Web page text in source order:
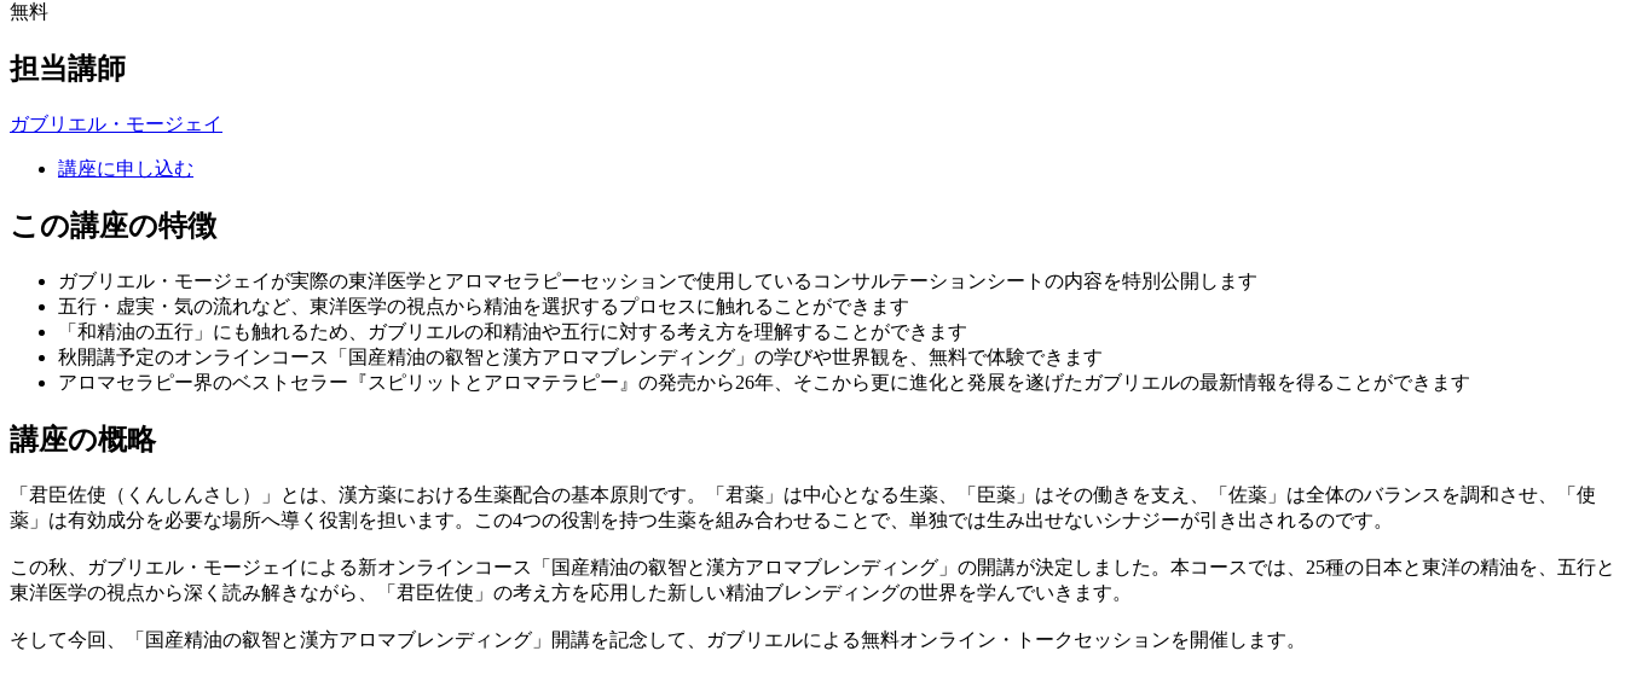
無料
担当講師
ガブリエル・モージェイ
講座に申し込む
この講座の特徴
ガブリエル・モージェイが実際の東洋医学とアロマセラピーセッションで使用しているコンサルテーションシートの内容を特別公開します
五行・虚実・気の流れなど、東洋医学の視点から精油を選択するプロセスに触れることができます
「和精油の五行」にも触れるため、ガブリエルの和精油や五行に対する考え方を理解することができます
秋開講予定のオンラインコース「国産精油の叡智と漢方アロマブレンディング」の学びや世界観を、無料で体験できます
アロマセラピー界のベストセラー『スピリットとアロマテラピー』の発売から26年、そこから更に進化と発展を遂げたガブリエルの最新情報を得ることができます
講座の概略
「君臣佐使（くんしんさし）」とは、漢方薬における生薬配合の基本原則です。「君薬」は中心となる生薬、「臣薬」はその働きを支え、「佐薬」は全体のバランスを調和させ、「使
薬」は有効成分を必要な場所へ導く役割を担います。この4つの役割を持つ生薬を組み合わせることで、単独では生み出せないシナジーが引き出されるのです。
この秋、ガブリエル・モージェイによる新オンラインコース「国産精油の叡智と漢方アロマブレンディング」の開講が決定しました。本コースでは、25種の日本と東洋の精油を、五行と
東洋医学の視点から深く読み解きながら、「君臣佐使」の考え方を応用した新しい精油ブレンディングの世界を学んでいきます。
そして今回、「国産精油の叡智と漢方アロマブレンディング」開講を記念して、ガブリエルによる無料オンライン・トークセッションを開催します。